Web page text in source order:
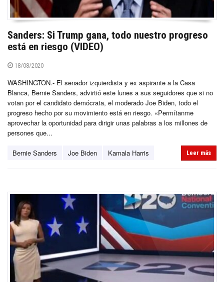
Sanders: Si Trump gana, todo nuestro progreso
está en riesgo (VIDEO)
18/08/2020
WASHINGTON.- El senador izquierdista y ex aspirante a la Casa
Blanca, Bernie Sanders, advirtió este lunes a sus seguidores que si no
votan por el candidato demócrata, el moderado Joe Biden, todo el
progreso hecho por su movimiento está en riesgo. «Permítanme
aprovechar la oportunidad para dirigir unas palabras a los millones de
persones que...
Bernie Sanders Joe Biden Kamala Harris Leer más